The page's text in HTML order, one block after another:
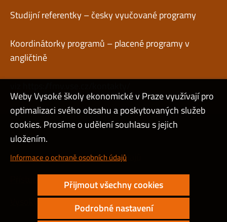
Studijní referentky – česky vyučované programy
Koordinátorky programů – placené programy v
angličtině
Admin
Cookies a ochrana osobních údajů
Přístupnost webu
Vysoký kontrast
Weby Vysoké školy ekonomické v Praze využívají pro
optimalizaci svého obsahu a poskytovaných služeb
cookies. Prosíme o udělení souhlasu s jejich
uložením.
Informace o ochraně osobních údajů
Přijmout všechny cookies
Podrobné nastavení